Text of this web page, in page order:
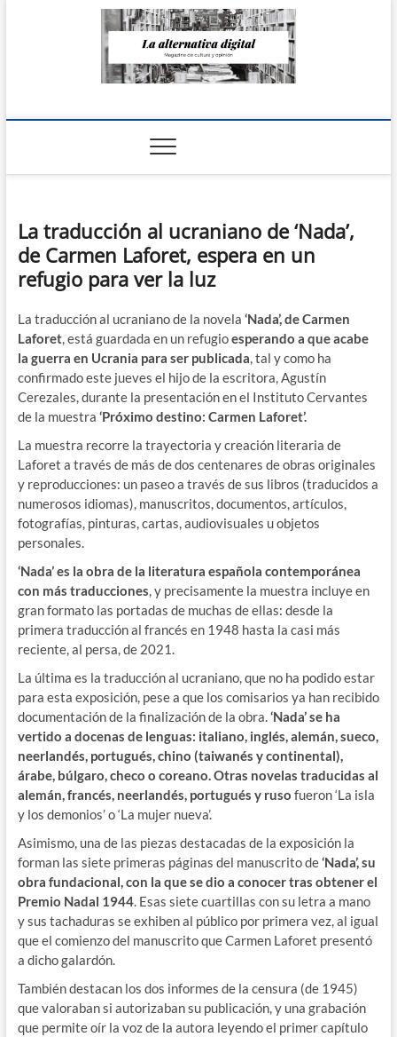
La Alternativa
La traducción al ucraniano de ‘Nada’,
de Carmen Laforet, espera en un
refugio para ver la luz
La traducción al ucraniano de la novela ‘Nada’, de Carmen
Laforet, está guardada en un refugioesperando a que acabe
la guerra en Ucrania para ser publicada, tal y como ha
confirmado este jueves el hijo de la escritora, Agustín
Cerezales, durante la presentación en el Instituto Cervantes
de la muestra ‘Próximo destino: Carmen Laforet’.
La muestra recorre la trayectoria y creación literaria de
Laforet a través de más de dos centenares de obras originales
y reproducciones: un paseo a través de sus libros (traducidos a
numerosos idiomas), manuscritos, documentos, artículos,
fotografías, pinturas, cartas, audiovisuales u objetos
personales.
‘Nada’ es la obra de la literatura española contemporánea
con más traducciones, y precisamente la muestra incluye en
gran formato las portadas de muchas de ellas: desde la
primera traducción al francés en 1948 hasta la casi más
reciente, al persa, de 2021.
La última es la traducción al ucraniano, que no ha podido estar
para esta exposición, pese a que los comisarios ya han recibido
documentación de la finalización de la obra.‘Nada’ se ha
vertido a docenas de lenguas: italiano, inglés, alemán, sueco,
neerlandés, portugués, chino (taiwanés y continental),
árabe, búlgaro, checo o coreano. Otras novelas traducidas al
alemán, francés, neerlandés, portugués y ruso fueron ‘La isla
y los demonios’ o ‘La mujer nueva’.
Asimismo, una de las piezas destacadas de la exposición la
forman las siete primeras páginas del manuscrito de‘Nada’, su
obra fundacional, con la que se dio a conocer tras obtener el
Premio Nadal 1944. Esas siete cuartillas con su letra a mano
y sus tachaduras se exhiben al público por primera vez, al igual
que el comienzo del manuscrito que Carmen Laforet presentó
a dicho galardón.
También destacan los dos informes de la censura (de 1945)
que valoraban si autorizaban su publicación, y una grabación
que permite oír la voz de la autora leyendo el primer capítulo